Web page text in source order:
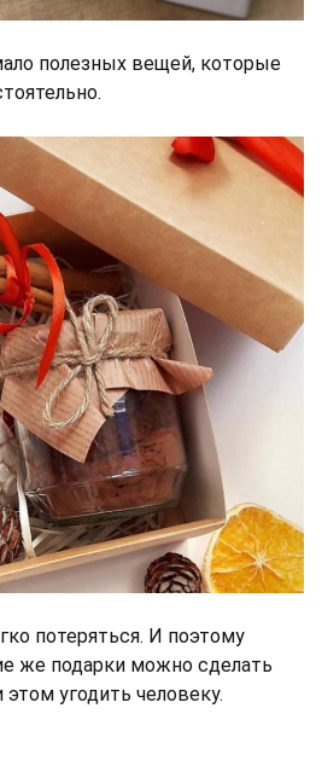
полезных вещей, которые
потеряться. И поэтому
же подарки можно сделать
угодить человеку.